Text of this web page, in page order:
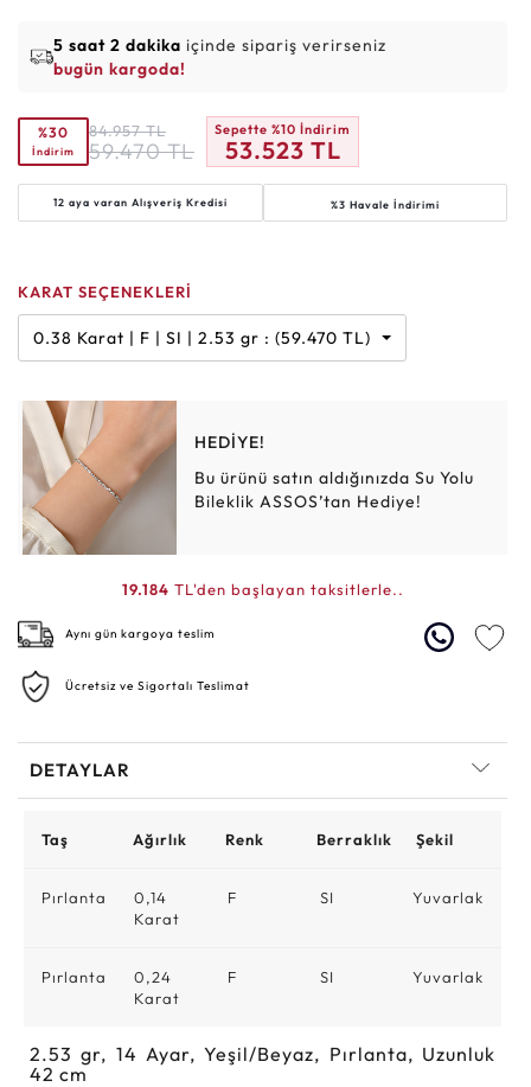
5 saat 2 dakika içinde sipariş verirseniz
bugün kargoda!
%30
İndirim
84.957 TL
59.470 TL
Sepette %10 İndirim
53.523 TL
12 aya varan Alışveriş Kredisi %3 Havale İndirimi
KARAT SEÇENEKLERİ
0.38 Karat | F | SI | 2.53 gr : (59.470 TL)
HEDİYE!
Bu ürünü satın aldığınızda Su Yolu
Bileklik ASSOS’tan Hediye!
19.184 TL'den başlayan taksitlerle..
Aynı gün kargoya teslim
Ücretsiz ve Sigortalı Teslimat
DETAYLAR
Taş Ağırlık Renk Berraklık Şekil
Pırlanta
0,14
Karat
F SI Yuvarlak
Pırlanta
0,24
Karat
F SI Yuvarlak
2.53gr, 14 Ayar, Yeşil/Beyaz, Pırlanta, Uzunluk
42 cm